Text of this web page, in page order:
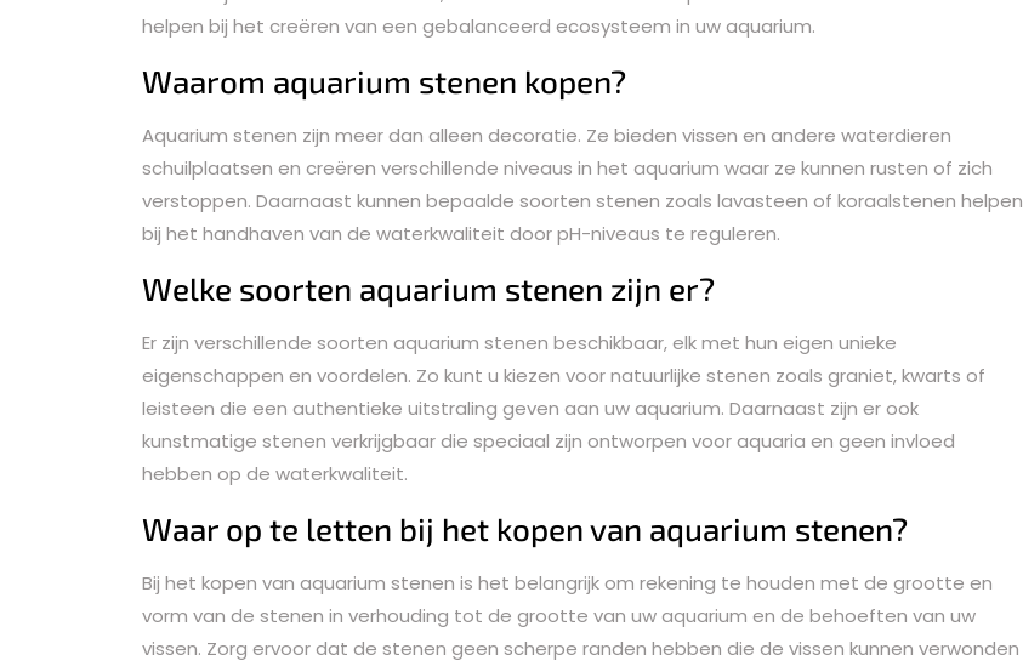
helpen bij het creëren van een gebalanceerd ecosysteem in uw aquarium.
Waarom aquarium stenen kopen?
Aquarium stenen zijn meer dan alleen decoratie. Ze bieden vissen en andere waterdieren
schuilplaatsen en creëren verschillende niveaus in het aquarium waar ze kunnen rusten of zich
verstoppen. Daarnaast kunnen bepaalde soorten stenen zoals lavasteen of koraalstenen helpen
bij het handhaven van de waterkwaliteit door pH-niveaus te reguleren.
Welke soorten aquarium stenen zijn er?
Er zijn verschillende soorten aquarium stenen beschikbaar, elk met hun eigen unieke
eigenschappen en voordelen. Zo kunt u kiezen voor natuurlijke stenen zoals graniet, kwarts of
leisteen die een authentieke uitstraling geven aan uw aquarium. Daarnaast zijn er ook
kunstmatige stenen verkrijgbaar die speciaal zijn ontworpen voor aquaria en geen invloed
hebben op de waterkwaliteit.
Waar op te letten bij het kopen van aquarium stenen?
Bij het kopen van aquarium stenen is het belangrijk om rekening te houden met de grootte en
vorm van de stenen in verhouding tot de grootte van uw aquarium en de behoeften van uw
vissen. Zorg ervoor dat de stenen geen scherpe randen hebben die de vissen kunnen verwonden